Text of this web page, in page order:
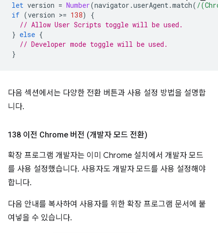
let version = Number(navigator .userAgent.match( /
if (version >= 138)
{
// Allow User Scripts toggle will be used.
} else {
// Developer mode toggle will be used.
}
다음 섹션에서는 다양한 전환 버튼과 사용 설정 방법을 설명합
니다.
138 이전 Chrome 버전 (개발자 모드 전환)
확장 프로그램 개발자는 이미 Chrome 설치에서 개발자 모드
를 사용 설정했습니다. 사용자도 개발자 모드를 사용 설정해야
합니다.
다음 안내를 복사하여 사용자를 위한 확장 프로그램 문서에 붙
여넣을 수 있습니다.